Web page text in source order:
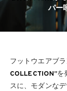
パー
フットウエアブラ
COLLECTION”を
スに、モダンな